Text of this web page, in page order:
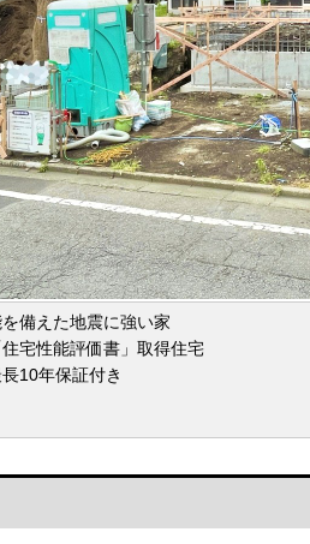
備えた地震に強い家
宅性能評価書」取得住宅
10年保証付き